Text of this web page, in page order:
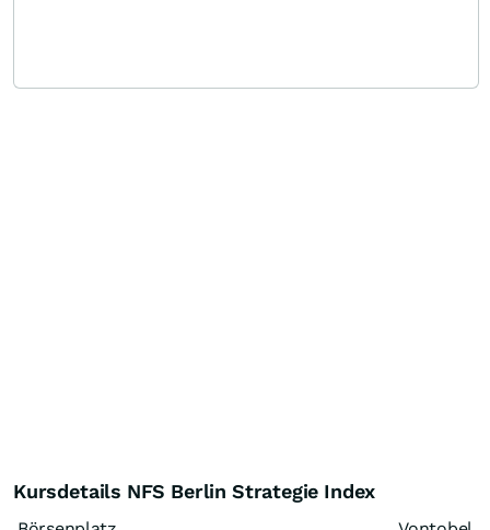
Kursdetails NFS Berlin Strategie Index